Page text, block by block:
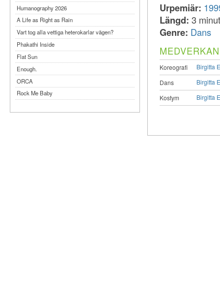
Urpemiär:
Längd: 3
Genre: Dans
Koreografi
Birgitta
Dans
Birgitta
Kostym
Birgitta
Humanography 2026
A Life as Right as Rain
Vart tog alla vettiga heterokarlar vägen?
Phakathi Inside
Flat Sun
Enough.
ORCA
Rock Me Baby